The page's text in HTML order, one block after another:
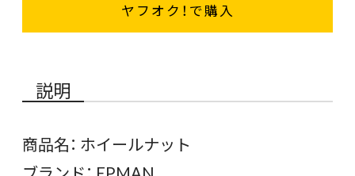
ヤフオク！で購入
説明
商品名： ホイールナット